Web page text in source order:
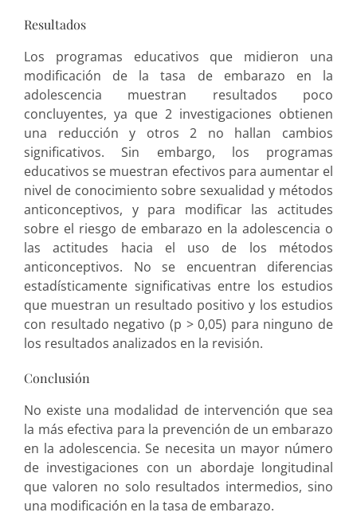
Resultados
Los programas educativos que midieron una
modificación de la tasa de embarazo en la
adolescencia muestran resultados poco
concluyentes, ya que 2 investigaciones obtienen
una reducción y otros 2 no hallan cambios
significativos. Sin embargo, los programas
educativos se muestran efectivos para aumentar el
nivel de conocimiento sobre sexualidad y métodos
anticonceptivos, y para modificar las actitudes
sobre el riesgo de embarazo en la adolescencia o
las actitudes hacia el uso de los métodos
anticonceptivos. No se encuentran diferencias
estadísticamente significativas entre los estudios
que muestran un resultado positivo y los estudios
con resultado negativo (p > 0,05) para ninguno de
los resultados analizados en la revisión.
Conclusión
No existe una modalidad de intervención que sea
la más efectiva para la prevención de un embarazo
en la adolescencia. Se necesita un mayor número
de investigaciones con un abordaje longitudinal
que valoren no solo resultados intermedios, sino
una modificación en la tasa de embarazo.